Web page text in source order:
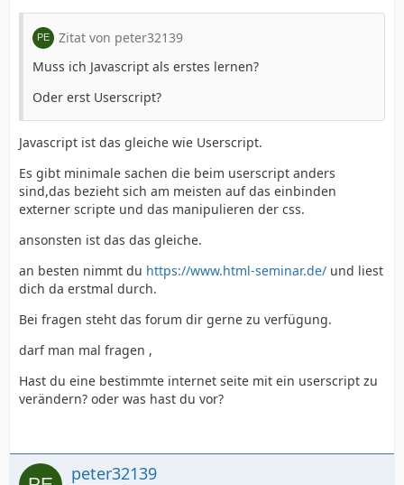
Zitat von peter32139
Muss ich Javascript als erstes lernen?
Oder erst Userscript?
Javascript ist das gleiche wie Userscript.
Es gibt minimale sachen die beim userscript anders
sind,das bezieht sich am meisten auf das einbinden
externer scripte und das manipulieren der css.
ansonsten ist das das gleiche.
an besten nimmt du https://www.html-seminar.de/ und liest
dich da erstmal durch.
Bei fragen steht das forum dir gerne zu verfügung.
darf man mal fragen ,
Hast du eine bestimmte internet seite mit ein userscript zu
verändern? oder was hast du vor?
peter32139